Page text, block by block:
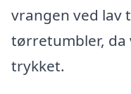
vrangen ved lav
tørretumbler, da
trykket.